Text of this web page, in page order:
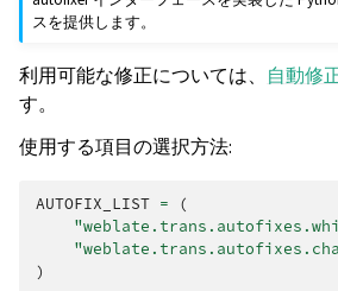
スを提供します。
利用可能な修正については、 自動修
す。
使用する項目の選択方法:
AUTOFIX_LIST =
(
)